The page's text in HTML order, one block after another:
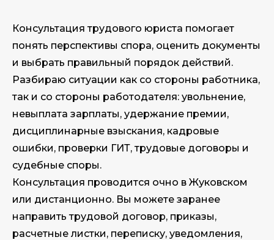
Консультация трудового юриста помогает
понять перспективы спора, оценить документы
и выбрать правильный порядок действий.
Разбираю ситуации как со стороны работника,
так и со стороны работодателя: увольнение,
невыплата зарплаты, удержание премии,
дисциплинарные взыскания, кадровые
ошибки, проверки ГИТ, трудовые договоры и
судебные споры.
Консультация проводится очно в Жуковском
или дистанционно. Вы можете заранее
направить трудовой договор, приказы,
расчетные листки, переписку, уведомления,